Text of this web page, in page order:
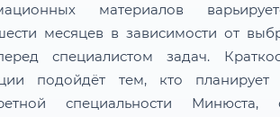
материалов
месяцев в зависимости от
специалистом задач.
подойдёт тем, кто планирует
специальности Минюста,